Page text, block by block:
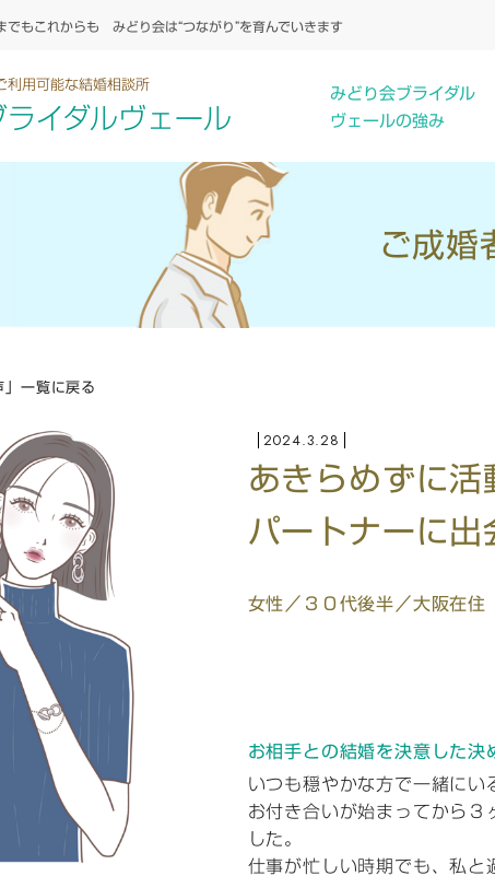
でもこれからも みどり会は“つながり”を育んでいきます
利用可能な結婚相談所
イダルヴェール
みどり会ブライダル
ヴェールの強み
ご成婚
」一覧に戻る
2024.3.28
あきらめずに活
パートナーに出
女性／３０代後半／大阪在住
お相手との結婚を決意した決
いつも穏やかな方で一緒にい
お付き合いが始まってから３
した。
仕事が忙しい時期でも、私と